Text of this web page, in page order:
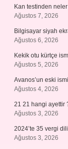
Kan testinden neler
Ağustos 7, 2026
Bilgisayar siyah
Ağustos 6, 2026
Kekik otu kürtçe
Ağustos 5, 2026
Avanos’un eski
Ağustos 4, 2026
21 21 hangi ayettir
Ağustos 3, 2026
2024’te 35 vergi
Ağustos 3, 2026